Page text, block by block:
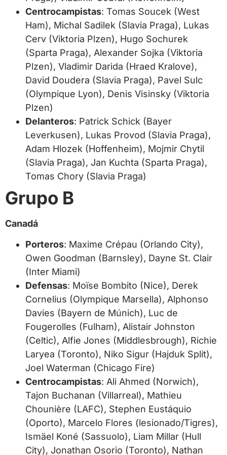
Centrocampistas: Tomas Soucek (West
Ham), Michal Sadilek (Slavia Praga), Lukas
Cerv (Viktoria Plzen), Hugo Sochurek
(Sparta Praga), Alexander Sojka (Viktoria
Plzen), Vladimir Darida (Hraed Kralove),
David Doudera (Slavia Praga), Pavel Sulc
(Olympique Lyon), Denis Visinsky (Viktoria
Plzen)
Delanteros: Patrick Schick (Bayer
Leverkusen), Lukas Provod (Slavia Praga),
Adam Hlozek (Hoffenheim), Mojmir Chytil
(Slavia Praga), Jan Kuchta (Sparta Praga),
Tomas Chory (Slavia Praga)
Grupo B
Canadá
Porteros: Maxime Crépau (Orlando City),
Owen Goodman (Barnsley), Dayne St. Clair
(Inter Miami)
Defensas: Moïse Bombito (Nice), Derek
Cornelius (Olympique Marsella), Alphonso
Davies (Bayern de Múnich), Luc de
Fougerolles (Fulham), Alistair Johnston
(Celtic), Alfie Jones (Middlesbrough), Richie
Laryea (Toronto), Niko Sigur (Hajduk Split),
Joel Waterman (Chicago Fire)
Centrocampistas: Ali Ahmed (Norwich),
Tajon Buchanan (Villarreal), Mathieu
Chounière (LAFC), Stephen Eustáquio
(Oporto), Marcelo Flores (lesionado/Tigres),
Ismäel Koné (Sassuolo), Liam Millar (Hull
City), Jonathan Osorio (Toronto), Nathan